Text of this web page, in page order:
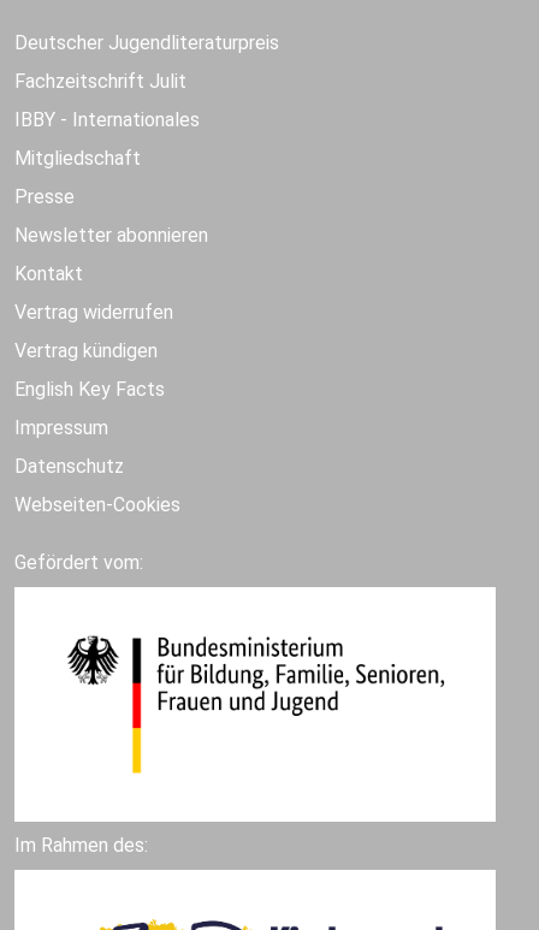
Deutscher Jugendliteraturpreis
Fachzeitschrift Julit
IBBY - Internationales
Mitgliedschaft
Presse
Newsletter abonnieren
Kontakt
Vertrag widerrufen
Vertrag kündigen
English Key Facts
Impressum
Datenschutz
Webseiten-Cookies
Gefördert vom:
Im Rahmen des: